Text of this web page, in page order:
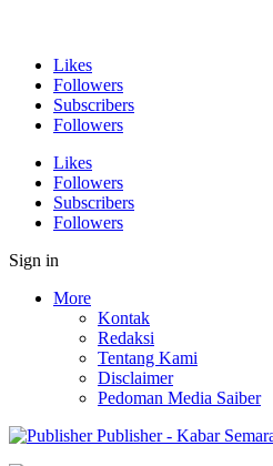
Likes
Followers
Subscribers
Followers
Likes
Followers
Subscribers
Followers
Sign in
More
Kontak
Redaksi
Tentang Kami
Disclaimer
Pedoman Media Saiber
Publisher - Kabar